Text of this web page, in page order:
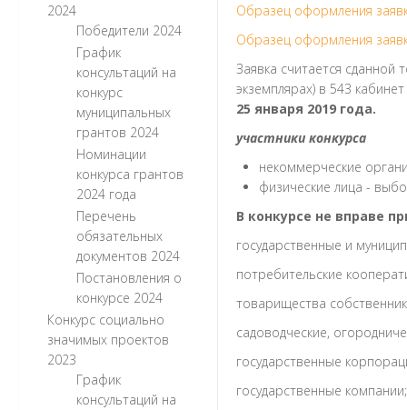
2024
Победители 2024
График
консультаций на
конкурс
муниципальных
грантов 2024
Номинации
конкурса грантов
2024 года
Перечень
обязательных
документов 2024
Постановления о
конкурсе 2024
Конкурс социально
значимых проектов
2023
График
консультаций на
Образец оформления
Образец оформления
Заявка считается сданной
экземплярах) в 543
25 января 2019 года.
участники конкурса
некоммерческие
физические лица -
В конкурсе не вправе
государственные и
потребительские
товарищества
садоводческие,
государственные
государственные компании;